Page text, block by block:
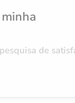
minha
de